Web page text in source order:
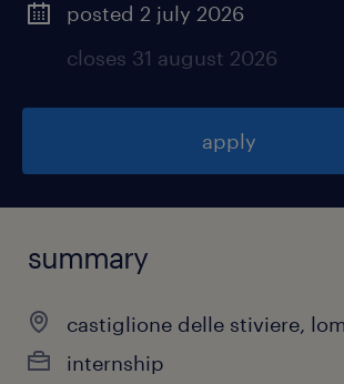
posted 2 july 2026
closes 31 august 2026
apply
summary
castiglione delle stiviere,
internship